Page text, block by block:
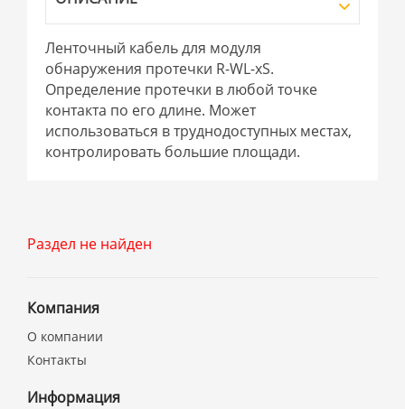
Ленточный кабель для модуля
обнаружения протечки R-WL-xS.
Определение протечки в любой точке
контакта по его длине. Может
использоваться в труднодоступных местах,
контролировать большие площади.
Раздел не найден
Компания
О компании
Контакты
Информация